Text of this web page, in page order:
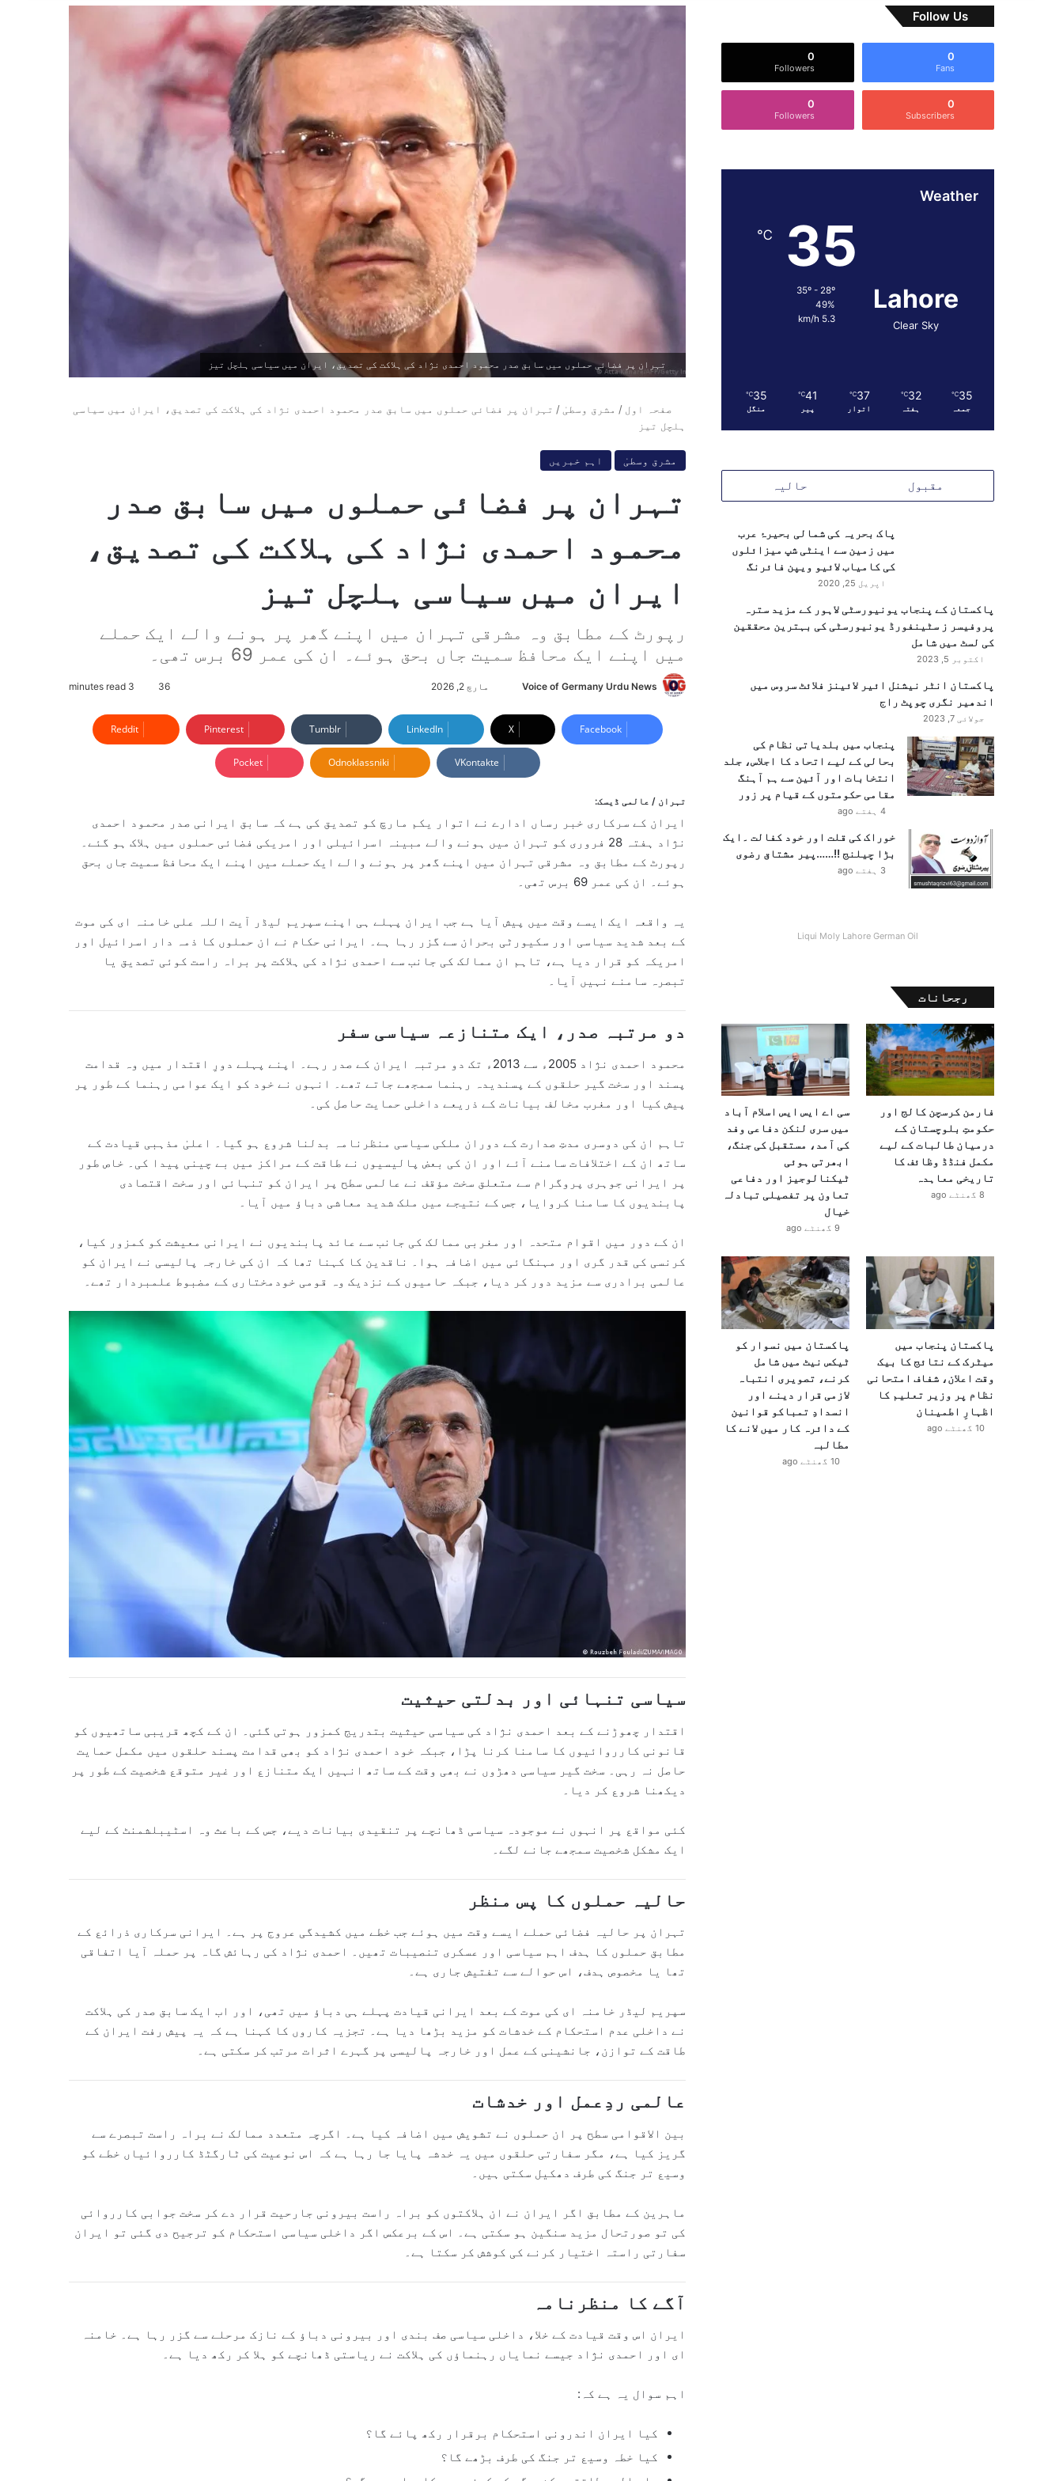
تہران پر فضائی حملوں میں سابق صدر محمود احمدی نژاد کی ہلاکت کی تصدیق، ایران میں سیاسی ہلچل تیز
صفحہ اول / مشرق وسطیٰ / تہران پر فضائی حملوں میں سابق صدر محمود احمدی نژاد کی ہلاکت کی تصدیق، ایران میں سیاسی
ہلچل تیز
مشرق وسطیٰ اہم خبریں
تہران پر فضائی حملوں میں سابق صدر
محمود احمدی نژاد کی ہلاکت کی تصدیق،
ایران میں سیاسی ہلچل تیز
رپورٹ کے مطابق وہ مشرقی تہران میں اپنے گھر پر ہونے والے ایک حملے
میں اپنے ایک محافظ سمیت جاں بحق ہوئے۔ ان کی عمر 69 برس تھی۔
Voice of Germany Urdu News
n
d
n
m
i
مارچ 2, 2026 36
Facebook
X
LinkedIn
Tumblr
Pinterest
Reddit
VKontakte
Odnoklassniki
Pocket
تہران / عالمی ڈیسک:
ایران کے سرکاری خبر رساں ادارے نے اتوار یکم مارچ کو تصدیق کی ہے کہ سابق ایرانی صدر
محمود احمدی
نژاد
ہفتہ 28 فروری کو تہران میں ہونے والے مبینہ اسرائیلی اور امریکی فضائی حملوں میں ہلاک ہو گئے۔
رپورٹ کے مطابق وہ مشرقی تہران میں اپنے گھر پر ہونے والے ایک حملے میں اپنے ایک محافظ سمیت جاں بحق
ہوئے۔ ان کی عمر 69 برس تھی۔
یہ واقعہ ایک ایسے وقت میں پیش آیا ہے جب ایران پہلے ہی اپنے سپریم لیڈر آیت اللہ علی خامنہ ای کی موت
کے بعد شدید سیاسی اور سکیورٹی بحران سے گزر رہا ہے۔ ایرانی حکام نے ان حملوں کا ذمہ دار
اسرائیل اور
امریکہ کو قرار دیا ہے، تاہم ان ممالک کی جانب سے احمدی نژاد کی ہلاکت پر براہ راست کوئی تصدیق یا
تبصرہ سامنے نہیں آیا۔
دو مرتبہ صدر، ایک متنازعہ سیاسی سفر
محمود احمدی نژاد 2005ء سے 2013ء تک دو مرتبہ ایران کے صدر رہے۔ اپنے پہلے دورِ اقتدار میں وہ قدامت
پسند اور سخت گیر حلقوں کے پسندیدہ رہنما سمجھے جاتے تھے۔ انہوں نے خود کو ایک عوامی رہنما کے طور پر
پیش کیا اور مغرب مخالف بیانات کے ذریعے داخلی حمایت حاصل کی۔
تاہم ان کی دوسری مدتِ صدارت کے دوران ملکی سیاسی منظرنامہ بدلنا شروع ہو گیا۔ اعلیٰ مذہبی قیادت کے
ساتھ ان کے اختلافات سامنے آئے اور ان کی بعض پالیسیوں نے طاقت کے مراکز میں بے چینی پیدا کی۔ خاص طور
پر ایرانی جوہری پروگرام سے متعلق سخت مؤقف نے عالمی سطح پر ایران کو تنہائی اور سخت اقتصادی
پابندیوں کا سامنا کروایا، جس کے نتیجے میں ملک شدید معاشی دباؤ میں آیا۔
ان کے دور میں اقوام متحدہ اور مغربی ممالک کی جانب سے عائد پابندیوں نے ایرانی معیشت کو کمزور کیا،
کرنسی کی قدر گری اور مہنگائی میں اضافہ ہوا۔ ناقدین کا کہنا تھا کہ ان کی خارجہ پالیسی نے ایران کو
عالمی برادری سے مزید دور کر دیا، جبکہ حامیوں کے نزدیک وہ قومی خودمختاری کے مضبوط علمبردار تھے۔
سیاسی تنہائی اور بدلتی حیثیت
اقتدار چھوڑنے کے بعد احمدی نژاد کی سیاسی حیثیت بتدریج کمزور ہوتی گئی۔ ان کے کچھ قریبی ساتھیوں کو
قانونی کارروائیوں کا سامنا کرنا پڑا، جبکہ خود احمدی نژاد کو بھی قدامت پسند حلقوں میں مکمل حمایت
حاصل نہ رہی۔ سخت گیر سیاسی دھڑوں نے بھی وقت کے ساتھ انہیں ایک متنازع اور غیر متوقع شخصیت کے طور پر
دیکھنا شروع کر دیا۔
کئی مواقع پر انہوں نے موجودہ سیاسی ڈھانچے پر تنقیدی بیانات دیے، جس کے باعث وہ اسٹیبلشمنٹ کے لیے
ایک مشکل شخصیت سمجھے جانے لگے۔
حالیہ حملوں کا پس منظر
تہران پر حالیہ فضائی حملے ایسے وقت میں ہوئے جب خطے میں کشیدگی عروج پر ہے۔ ایرانی سرکاری ذرائع کے
مطابق حملوں کا ہدف اہم سیاسی اور عسکری تنصیبات تھیں۔ احمدی نژاد کی رہائش گاہ پر حملہ آیا اتفاقی
تھا یا مخصوص ہدف، اس حوالے سے تفتیش جاری ہے۔
سپریم لیڈر خامنہ ای کی موت کے بعد ایرانی قیادت پہلے ہی دباؤ میں تھی، اور اب ایک سابق صدر کی ہلاکت
نے داخلی عدم استحکام کے خدشات کو مزید بڑھا دیا ہے۔ تجزیہ کاروں کا کہنا ہے کہ یہ پیش رفت ایران کے
طاقت کے توازن، جانشینی کے عمل اور خارجہ پالیسی پر گہرے اثرات مرتب کر سکتی ہے۔
عالمی ردِعمل اور خدشات
بین الاقوامی سطح پر ان حملوں نے تشویش میں اضافہ کیا ہے۔ اگرچہ متعدد ممالک نے براہ راست تبصرے سے
گریز کیا ہے، مگر سفارتی حلقوں میں یہ خدشہ پایا جا رہا ہے کہ اس نوعیت کی ٹارگٹڈ کارروائیاں خطے کو
وسیع تر جنگ کی طرف دھکیل سکتی ہیں۔
ماہرین کے مطابق اگر ایران نے ان ہلاکتوں کو براہ راست بیرونی جارحیت قرار دے کر سخت جوابی کارروائی
کی تو صورتحال مزید سنگین ہو سکتی ہے۔ اس کے برعکس اگر داخلی سیاسی استحکام کو ترجیح دی گئی تو ایران
سفارتی راستہ اختیار کرنے کی کوشش کر سکتا ہے۔
آگے کا منظرنامہ
ایران اس وقت قیادت کے خلا، داخلی سیاسی صف بندی اور بیرونی دباؤ کے نازک مرحلے سے گزر رہا ہے۔ خامنہ
ای اور احمدی نژاد جیسے نمایاں رہنماؤں کی ہلاکت نے ریاستی ڈھانچے کو ہلا کر رکھ دیا ہے۔
اہم سوال یہ ہے کہ:
کیا ایران اندرونی استحکام برقرار رکھ پائے گا؟
کیا خطہ وسیع تر جنگ کی طرف بڑھے گا؟
Follow Us
0
Fans
0
Followers
0
Subscribers
0
Followers
Weather
Lahore
Clear Sky
35
℃
49%
5.3 km/h
35
℃
جمعہ
32
℃
ہفتہ
37
℃
اتوار
41
℃
پیر
35
℃
منگل
مقبول حالیہ
پاک بحریہ کی شمالی بحیرۂ عرب
میں زمین سے اینٹی شپ میزائلوں
کی کامیاب لائیو ویپن فائرنگ
اپریل 25, 2020
پاکستان کے پنجاب یونیورسٹی لاہور کے مزید سترہ
پروفیسر ز سٹینفورڈ یونیورسٹی کی بہترین محققین
کی لسٹ میں شامل
اکتوبر 5, 2023
پاکستان انٹر نیشنل ائیر لائینز فلائٹ سروس میں
اندھیر نگری چوپٹ راج
جولائی 7, 2023
پنجاب میں بلدیاتی نظام کی
بحالی کے لیے اتحاد کا اجلاس، جلد
انتخابات اور آئین سے ہم آہنگ
مقامی حکومتوں کے قیام پر زور
4 ہفتے ago
خوراک کی قلت اور خود کفالت ۔ایک
بڑا چیلنج !!……پیر مشتاق رضوی
3 ہفتے ago
Liqui Moly Lahore German Oil
رجحانات
فارمن کرسچن کالج اور
حکومتِ بلوچستان کے
درمیان طالبات کے لیے
مکمل فنڈڈ وظائف کا
تاریخی معاہدہ
8 گھنٹے ago
سی اے ایس ایس اسلام آباد
میں سری لنکن دفاعی وفد
کی آمد، مستقبل کی جنگ،
ابھرتی ہوئی
ٹیکنالوجیز اور دفاعی
تعاون پر تفصیلی تبادلہ
خیال
9 گھنٹے ago
پاکستان پنجاب میں
میٹرک کے نتائج کا بیک
وقت اعلان، شفاف امتحانی
نظام پر وزیر تعلیم کا
اظہارِ اطمینان
10 گھنٹے ago
پاکستان میں نسوار کو
ٹیکس نیٹ میں شامل
کرنے، تصویری انتباہ
لازمی قرار دینے اور
انسدادِ تمباکو قوانین
کے دائرہ کار میں لانے کا
مطالبہ
10 گھنٹے ago